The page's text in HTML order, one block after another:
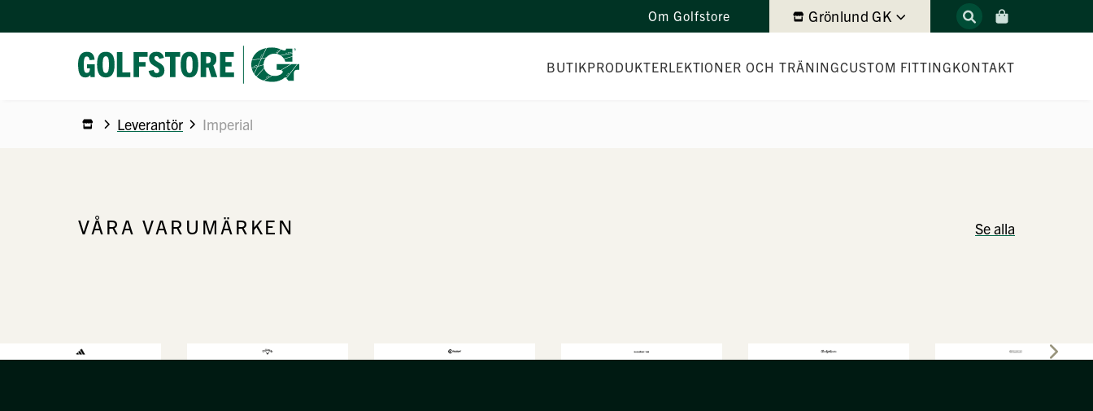
Om Golfstore Grönlund GK
BUTIKPRODUKTERLEKTIONER OCH TRÄNINGCUSTOM FITTINGKONTAKT
Leverantör Imperial
VÅRA VARUMÄRKEN Se alla